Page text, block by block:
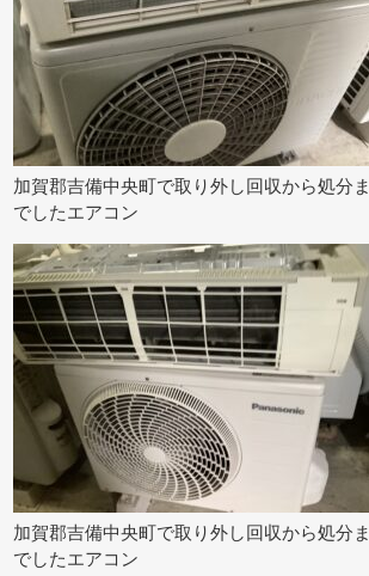
加賀郡吉備中央町で取り外し回収から処分ま
でしたエアコン
加賀郡吉備中央町で取り外し回収から処分ま
でしたエアコン